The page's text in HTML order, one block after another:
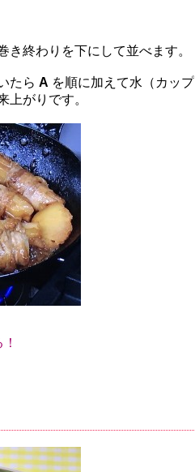
終わりを下にして並べます。
たら A を順に加えて水（カップ
上がりです。